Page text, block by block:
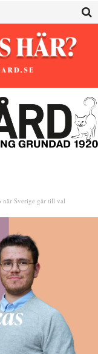
när Sverige går till val